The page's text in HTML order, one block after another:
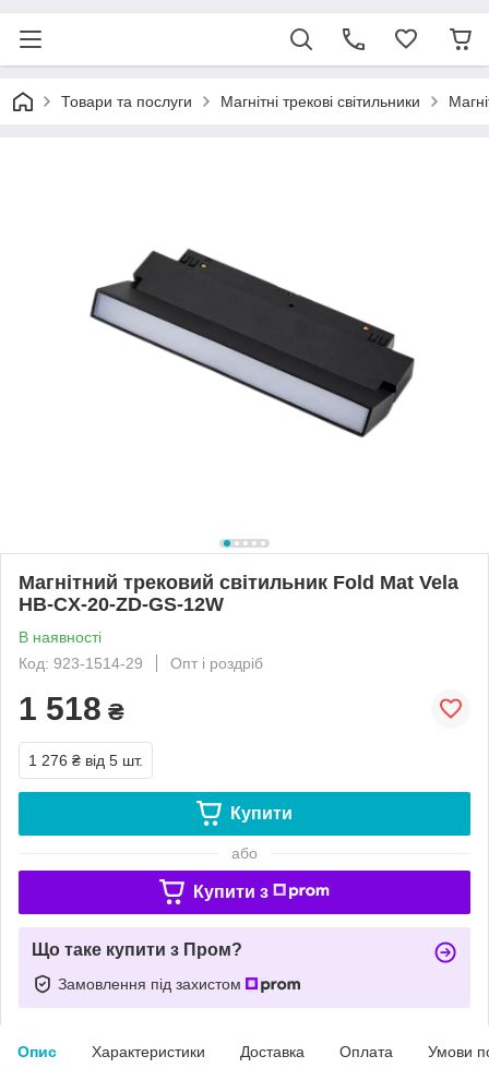
Товари та послуги Магнітні трекові світильники
Магнітний трековий світильник Fold Mat Vela
HB-CX-20-ZD-GS-12W
В наявності
Код: 923-1514-29
Опт і роздріб
1 518 ₴
1 276 ₴ від 5 шт.
Купити
або
Купити з
Що таке купити з Пром?
Замовлення під захистом
Опис Характеристики Доставка Оплата Умови